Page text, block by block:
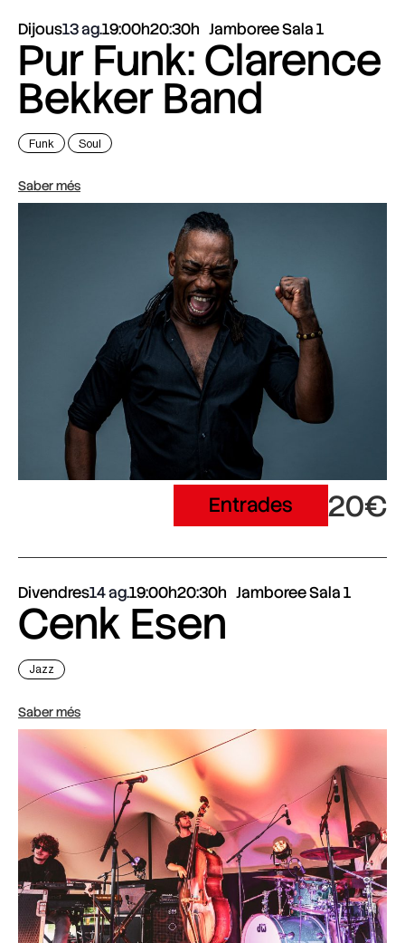
Dijous13 ag.19:00h20:30h Jamboree Sala 1
Pur Funk: Clarence
Bekker Band
Funk Soul
Saber més
Entrades 20€
Divendres14 ag.19:00h20:30h Jamboree Sala 1
Cenk Esen
Jazz
Saber més